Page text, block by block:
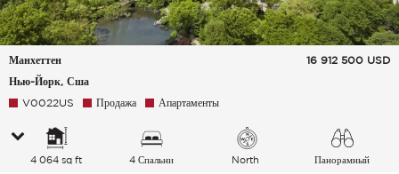
Манхеттен
Нью-Йорк, Сша
16 912 500 USD
V0022US Продажа Апартаменты
4 064 sq ft 4 Спальни North Панорамный